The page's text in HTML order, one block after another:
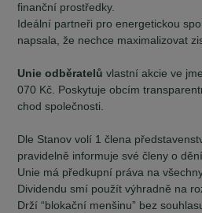
finanční prostředky.
Ideální partneři pro energetickou
napsala, že nechce maximalizovat
Unie odběratelůvlastní akcie ve
070 Kč. Poskytuje obcím
chod společnosti.
Dle Stanov volí 1 člena
pravidelně informuje své členy o
Unie má předkupní práva na
Dividendu smí použít výhradně na
Drží “blokační menšinu” bez
Se starosty Vysočiny
energetiky do
„Je naším zájmem, aby odběratelé v